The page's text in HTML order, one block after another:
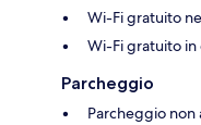
Wi-Fi gratuito
Wi-Fi gratuito in
Parcheggio
Parcheggio